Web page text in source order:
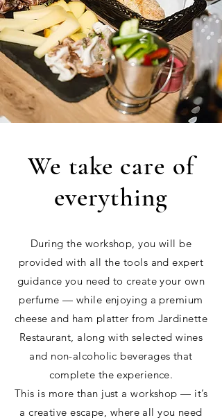
We take care of
everything
During the workshop, you will be
provided with all the tools and expert
guidance you need to create your own
perfume — while enjoying a premium
cheese and ham platter from Jardinette
Restaurant, along with selected wines
and non-alcoholic beverages that
complete the experience.
This is more than just a workshop — it’s
a creative escape, where all you need